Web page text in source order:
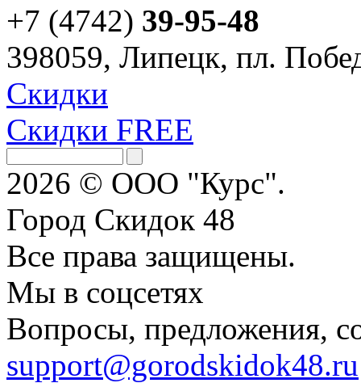
+7 (4742) 39-95-48
398059, Липецк, пл.
Скидки
Скидки FREE
2026 © ООО "Курс".
Город Скидок 48
Все права защищены.
Мы в соцсетях
Вопросы, предложения,
support@gorodskidok48.ru